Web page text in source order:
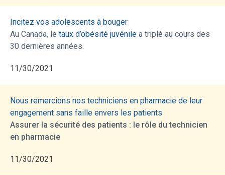
Incitez vos adolescents à bouger
Au Canada, le taux d’obésité juvénile a triplé au cours des
30 dernières années.
11/30/2021
Nous remercions nos techniciens en pharmacie de leur
engagement sans faille envers les patients
Assurer la sécurité des patients : le rôle du technicien
en pharmacie
11/30/2021